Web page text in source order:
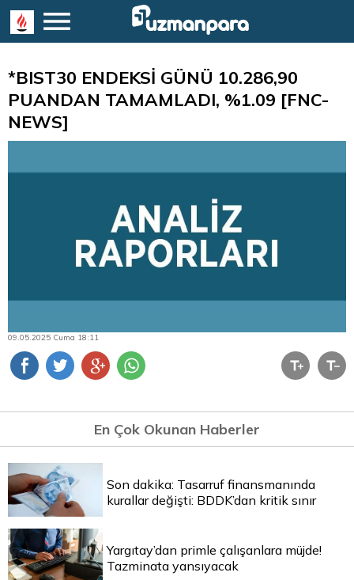
*BIST30 ENDEKSİ GÜNÜ 10.286,90
PUANDAN TAMAMLADI, %1.09 [FNC-
NEWS]
09.05.2025 Cuma 18:11
En Çok Okunan Haberler
Son dakika: Tasarruf finansmanında
kurallar değişti: BDDK’dan kritik sınır
Yargıtay’dan primle çalışanlara müjde!
Tazminata yansıyacak